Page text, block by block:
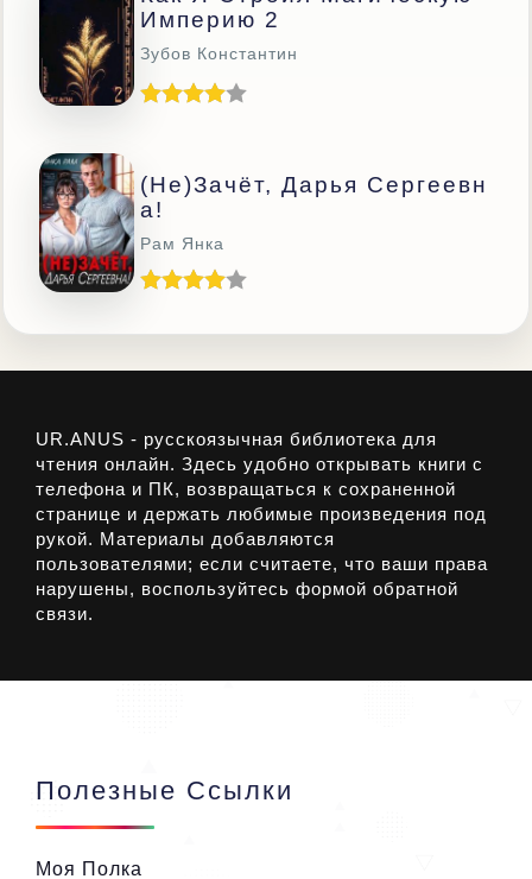
Империю 2
Зубов Константин
(Не)зачёт, Дарья Сергеевн
А!
Рам Янка
UR.ANUS - русскоязычная библиотека для
чтения онлайн. Здесь удобно открывать книги с
телефона и ПК, возвращаться к сохраненной
странице и держать любимые произведения под
рукой. Материалы добавляются
пользователями; если считаете, что ваши права
нарушены, воспользуйтесь формой обратной
связи.
Полезные Ссылки
Моя Полка